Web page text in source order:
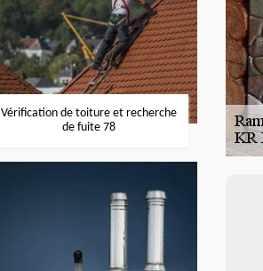
Vérification de toiture et recherche
de fuite 78